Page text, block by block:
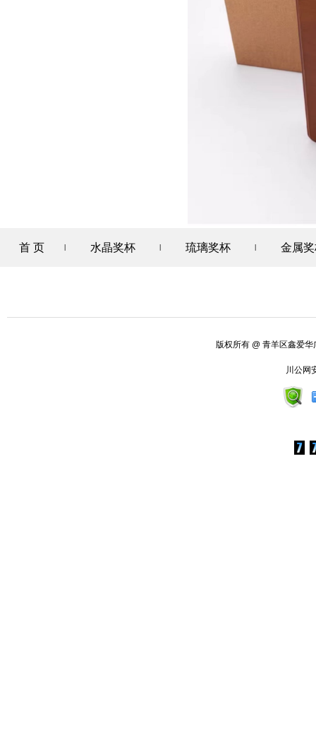
首 页 水晶奖杯 琉璃奖杯 金属
版权所有@ 青羊区鑫爱
川公网